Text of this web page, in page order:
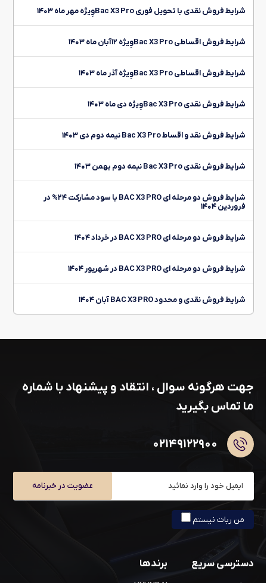
شرایط فروش نقدی با تحویل فوری Bac X3 Proوِیژه مهر ماه ۱۴۰۳
شرایط فروش اقساطی Bac X3 Proوِیژه ۱۲آبان ماه ۱۴۰۳
شرایط فروش اقساطی Bac X3 Proوِیژه آذر ماه ۱۴۰۳
شرایط فروش نقدی Bac X3 Proوِیژه دی ماه ۱۴۰۳
شرایط فروش نقد و اقساط Bac X3 Pro نیمه دوم دی ۱۴۰۳
شرایط فروش نقدی Bac X3 Pro نیمه دوم بهمن ۱۴۰۳
شرایط فروش دو مرحله ای BAC X3 PRO با سود مشارکت ۲۴% در
فروردین ۱۴۰۴
شرایط فروش دو مرحله ای BAC X3 PRO در خرداد ۱۴۰۴
شرایط فروش دو مرحله ای BAC X3 PRO در شهریور ۱۴۰۴
شرایط فروش نقدی و محدود BAC X3 PRO آبان ۱۴۰۴
جهت هرگونه سوال ، انتقاد و پیشنهاد با شماره
ما تماس بگیرید
۰۲۱۴۹۱۲۲۹۰۰
عضویت در خبرنامه
من ربات نیستم
دسترسی سریع برندها